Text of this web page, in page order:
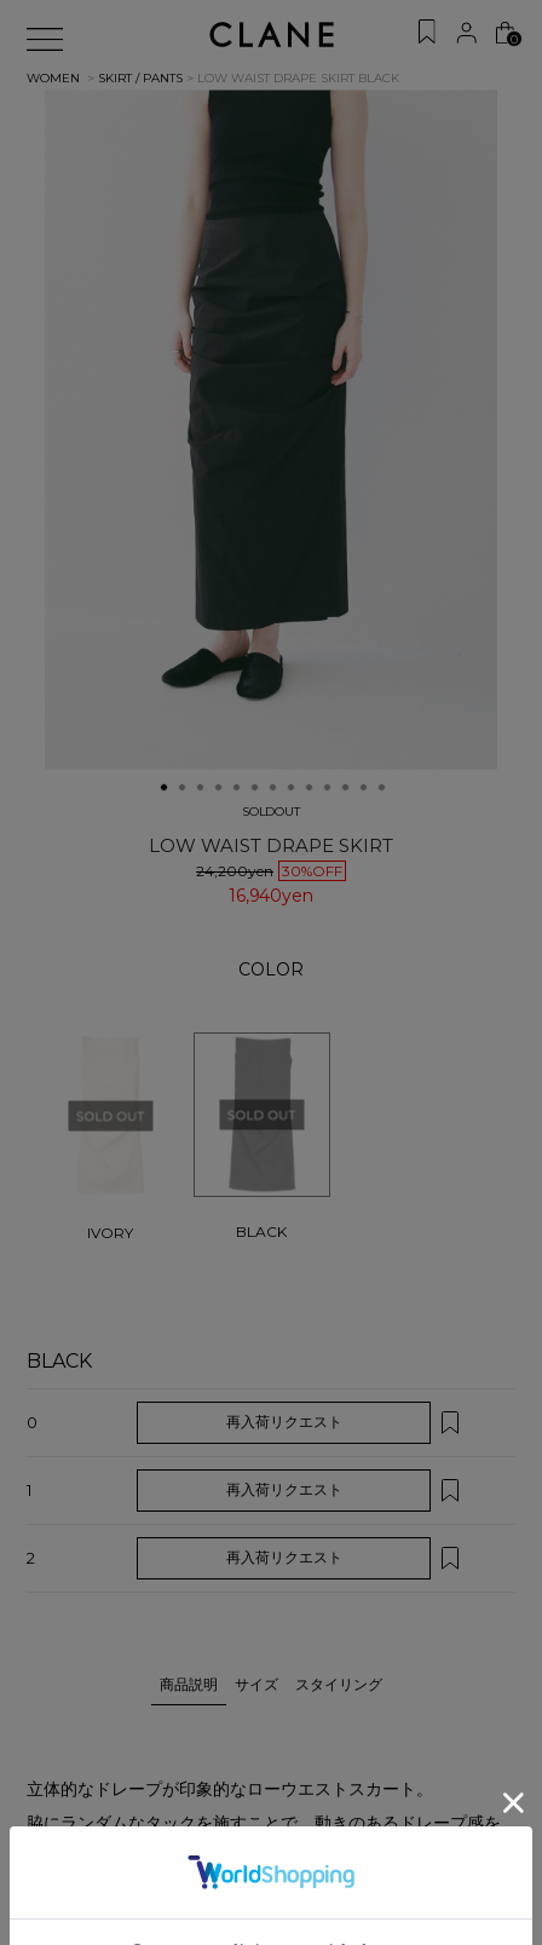
0
WOMEN > SKIRT / PANTS > LOW WAIST DRAPE SKIRT BLACK
SOLDOUT
LOW WAIST DRAPE SKIRT
24,200yen 30%OFF
16,940yen
COLOR
IVORY BLACK
BLACK
0 再入荷リクエスト
1 再入荷リクエスト
2 再入荷リクエスト
商品説明 サイズ スタイリング
立体的なドレープが印象的なローウエストスカート。
脇にランダムなタックを施すことで、動きのあるドレープ感を
演出。程よいローウエスト設定で、モードな抜け感のある印象
ヒップにはポケットを配し、バックに施した深めのスリットに